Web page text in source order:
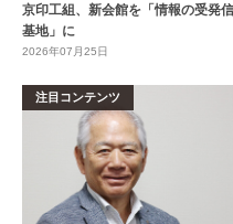
京印工組、新会館を「情報の受発信
基地」に
2026年07月25日
注目コンテンツ